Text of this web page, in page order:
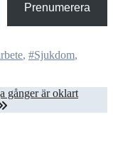
Prenumerera
, #Sjukdom,
gånger är oklart